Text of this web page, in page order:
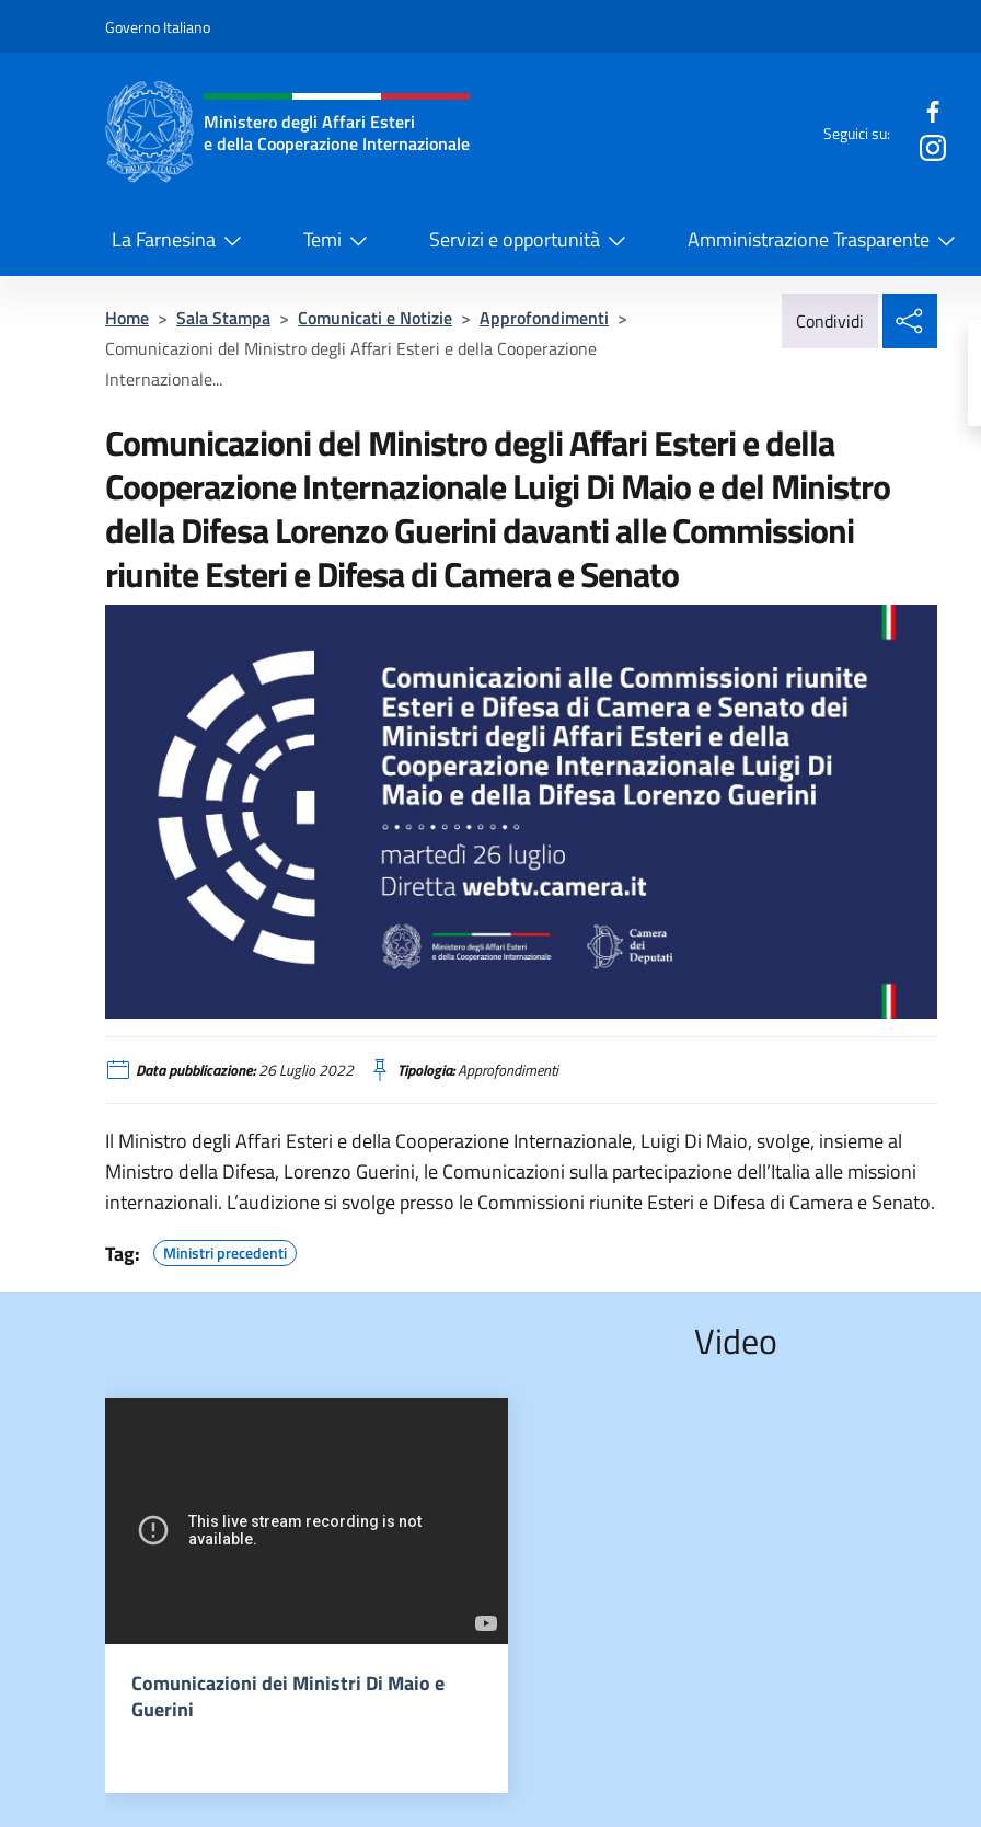
Governo Italiano
Intestazione sito, social e menù
Ministero degli Affari Esteri
e della Cooperazione Internazionale
Seguici su:
La Farnesina Temi Servizi e opportunità Amministrazione Trasparente
Home > Sala Stampa > Comunicati e Notizie > Approfondimenti >
Comunicazioni del Ministro degli Affari Esteri e della Cooperazione
Internazionale...
Condividi
Comunicazioni del Ministro degli Affari Esteri e della
Cooperazione Internazionale Luigi Di Maio e del Ministro
della Difesa Lorenzo Guerini davanti alle Commissioni
riunite Esteri e Difesa di Camera e Senato
Comunicazioni del Ministro degli Affari Esteri e della Cooperazione Internazionale Luigi Di Maio e del Ministro della Difesa Lorenzo
Data pubblicazione:26 Luglio 2022 Tipologia:Approfondimenti
Il Ministro degli Affari Esteri e della Cooperazione Internazionale, Luigi Di Maio, svolge, insieme al
Ministro della Difesa, Lorenzo Guerini, le Comunicazioni sulla partecipazione dell’Italia alle missioni
internazionali. L’audizione si svolge presso le Commissioni riunite Esteri e Difesa di Camera e Senato.
Tag:
Ministri precedenti
Video
Comunicazioni dei Ministri Di Maio e
Guerini